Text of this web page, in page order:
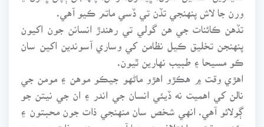
ورن جا لاش پنهنجي تڏن تي ڏسي ماتم ڪيو آهي.
تڏهن ڪائنات جي هن گولي تي رهندڙ انسانن جون اکيون
پنهنجن تخليق ڪيل نظامن کي وساري آسوندين اکين سان
ڪو مسيحا ۽ طبيب نهارين ٿيون.
اهڙي وقت ۾ هڪڙو اهڙو ماڻهو جيڪو موهن ۽ مومن جي
نالن کي اهميت نه ڏيئي انسان جي اندر ۽ ان جي نيتن جو
ڳولائو آهي. انهي شخص سان منهنجي ذات جون محبتون ۽
ڪنهن وقت ۾ اختلاف به رهيا آهن. پر سندس ذات جو حسن